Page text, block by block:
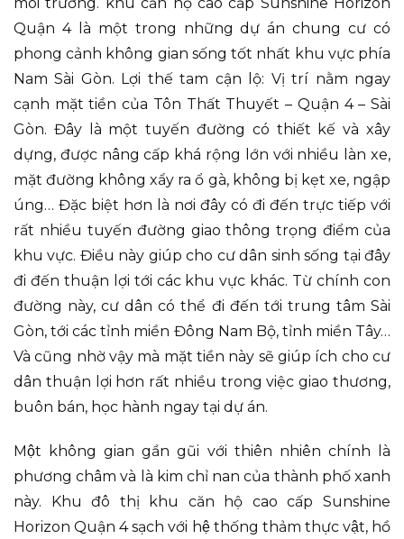
Quận 4 là một trong những dự án chung cư có
phong cảnh không gian sống tốt nhất khu vực phía
Nam Sài Gòn. Lợi thế tam cận lộ: Vị trí nằm ngay
cạnh mặt tiền của Tôn Thất Thuyết – Quận 4 – Sài
Gòn. Đây là một tuyến đường có thiết kế và xây
dựng, được nâng cấp khá rộng lớn với nhiều làn xe,
mặt đường không xẩy ra ổ gà, không bị kẹt xe, ngập
úng… Đặc biệt hơn là nơi đây có đi đến trực tiếp với
rất nhiều tuyến đường giao thông trọng điểm của
khu vực. Điều này giúp cho cư dân sinh sống tại đây
đi đến thuận lợi tới các khu vực khác. Từ chính con
đường này, cư dân có thể đi đến tới trung tâm Sài
Gòn, tới các tỉnh miền Đông Nam Bộ, tỉnh miền Tây…
Và cũng nhờ vậy mà mặt tiền này sẽ giúp ích cho cư
dân thuận lợi hơn rất nhiều trong việc giao thương,
buôn bán, học hành ngay tại dự án.
Một không gian gần gũi với thiên nhiên chính là
phương châm và là kim chỉ nan của thành phố xanh
này. Khu đô thị khu căn hộ cao cấp Sunshine
Horizon Quận 4 sạch với hệ thống thảm thực vật, hồ